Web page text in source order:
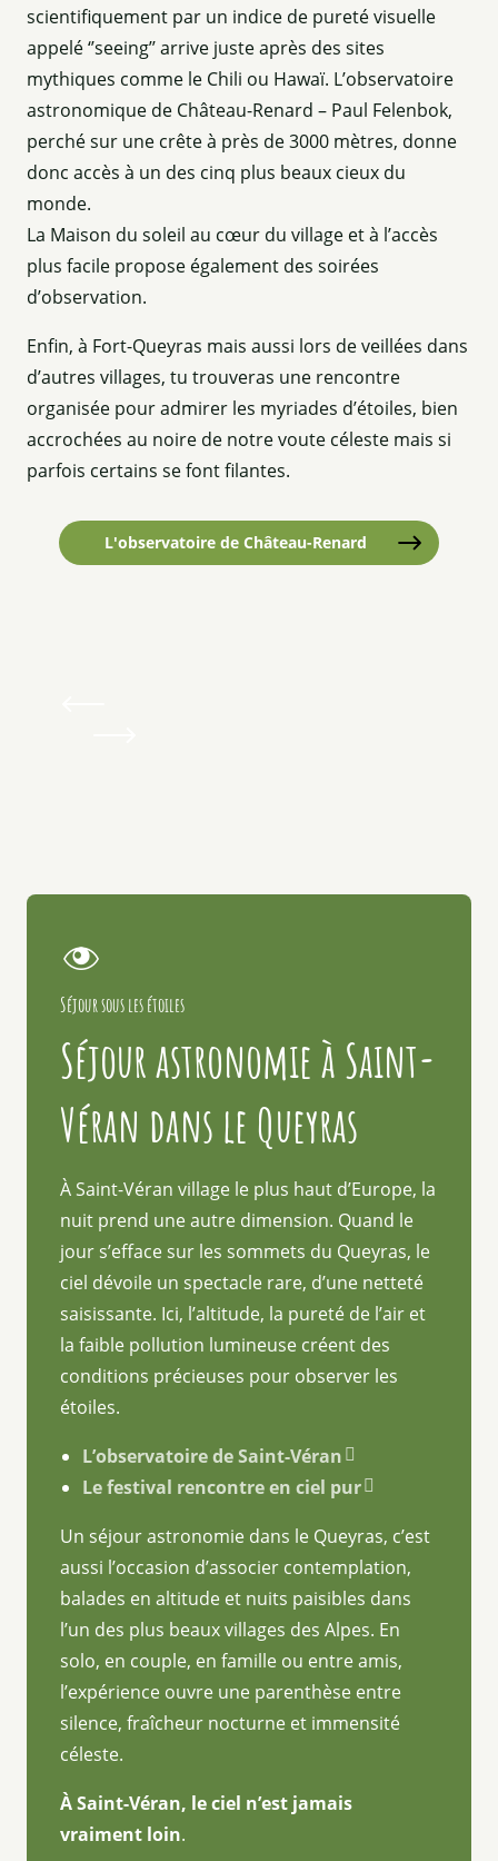
scientifiquement par un indice de pureté visuelle
appelé ‘’seeing’’ arrive juste après des sites
mythiques comme le Chili ou Hawaï. L’observatoire
astronomique de Château-Renard – Paul Felenbok,
perché sur une crête à près de 3000 mètres, donne
donc accès à un des cinq plus beaux cieux du
monde.
La Maison du soleil au cœur du village et à l’accès
plus facile propose également des soirées
d’observation.
Enfin, à Fort-Queyras mais aussi lors de veillées dans
d’autres villages, tu trouveras une rencontre
organisée pour admirer les myriades d’étoiles, bien
accrochées au noire de notre voute céleste mais si
parfois certains se font filantes.
L'observatoire de Château-Renard
Séjour sous les étoiles
Séjour astronomie à Saint-
Véran dans le Queyras
À Saint-Véran village le plus haut d’Europe, la
nuit prend une autre dimension. Quand le
jour s’efface sur les sommets du Queyras, le
ciel dévoile un spectacle rare, d’une netteté
saisissante. Ici, l’altitude, la pureté de l’air et
la faible pollution lumineuse créent des
conditions précieuses pour observer les
étoiles.
L’observatoire de Saint-Véran
Le festival rencontre en ciel pur
Un séjour astronomie dans le Queyras, c’est
aussi l’occasion d’associer contemplation,
balades en altitude et nuits paisibles dans
l’un des plus beaux villages des Alpes. En
solo, en couple, en famille ou entre amis,
l’expérience ouvre une parenthèse entre
silence, fraîcheur nocturne et immensité
céleste.
À Saint-Véran, le ciel n’est jamais
vraiment loin.